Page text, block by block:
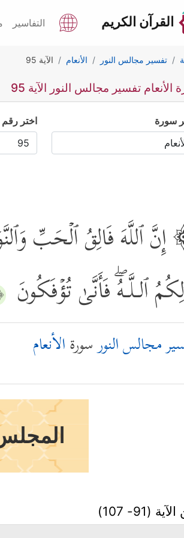
القرآن الكريم التفاسير
تفسير مجالس النور الأنعام الآية 95
الأنعام تفسير مجالس النور الآية 95
سورة اختر رقم
ٱللَّهَ فَالِقُ ٱلۡحَبِّ
ٱلـلَّـهُۖ فَأَنَّىٰ تُؤۡفَكُونَ
مجالس النورسورةالأنعام
(91- 107)